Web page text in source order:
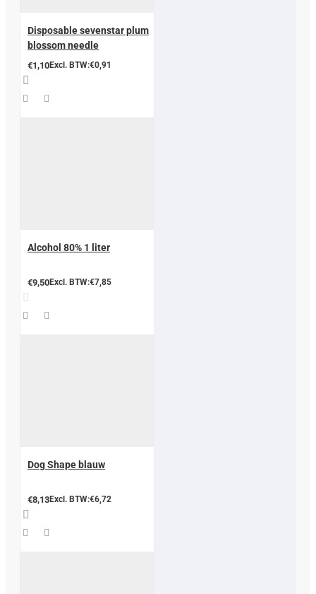
Disposable sevenstar plum
blossom needle
€1,10Excl. BTW:€0,91
Alcohol 80% 1 liter
€9,50Excl. BTW:€7,85
Dog Shape blauw
€8,13Excl. BTW:€6,72